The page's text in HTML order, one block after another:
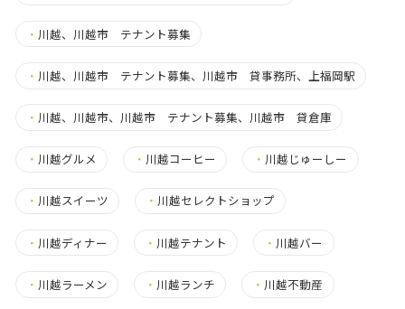
・ 川越、川越市 テナント募集
・ 川越、川越市 テナント募集、川越市 貸事務所、上福岡駅
・ 川越、川越市、川越市 テナント募集、川越市 貸倉庫
・ 川越グルメ ・ 川越コーヒー ・ 川越じゅーしー
・ 川越スイーツ ・ 川越セレクトショップ
・ 川越ディナー ・ 川越テナント ・ 川越バー
・ 川越ラーメン ・ 川越ランチ ・ 川越不動産